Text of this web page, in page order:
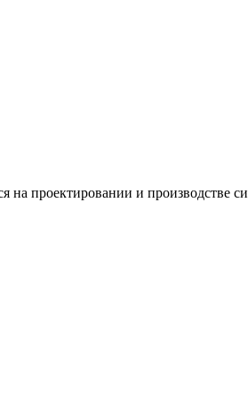
на проектировании и производстве